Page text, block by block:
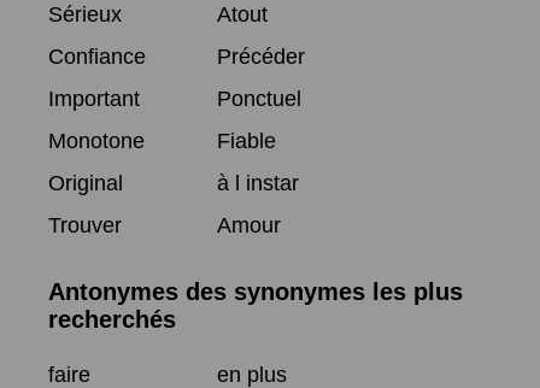
Sérieux
Atout
Confiance
Précéder
Important
Ponctuel
Monotone
Fiable
Original
à l instar
Trouver
Amour
Antonymes des synonymes les plus
recherchés
faire
en plus